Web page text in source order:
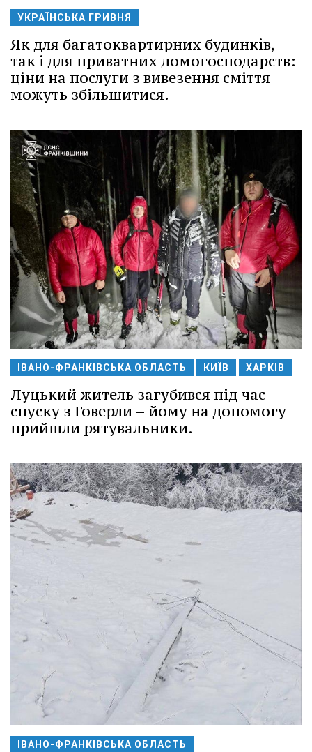
УКРАЇНСЬКА ГРИВНЯ
Як для багатоквартирних будинків,
так і для приватних домогосподарств:
ціни на послуги з вивезення сміття
можуть збільшитися.
ІВАНО-ФРАНКІВСЬКА ОБЛАСТЬ КИЇВ ХАРКІВ
Луцький житель загубився під час
спуску з Говерли – йому на допомогу
прийшли рятувальники.
ІВАНО-ФРАНКІВСЬКА ОБЛАСТЬ